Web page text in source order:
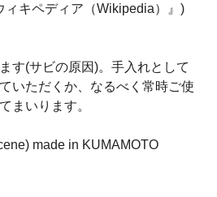
ィキペディア（Wikipedia）』)
す(サビの原因)。手入れとして
いただくか、なるべく常時ご使
まいります。
made in KUMAMOTO